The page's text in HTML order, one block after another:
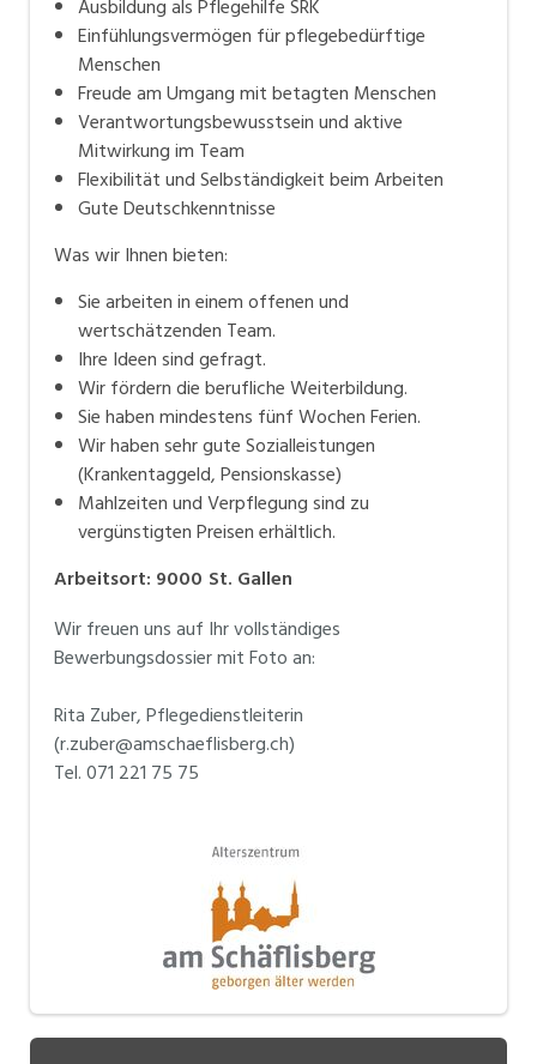
Ausbildung als Pflegehilfe SRK
Einfühlungsvermögen für pflegebedürftige
Menschen
Freude am Umgang mit betagten Menschen
Verantwortungsbewusstsein und aktive
Mitwirkung im Team
Flexibilität und Selbständigkeit beim Arbeiten
Gute Deutschkenntnisse
Was wir Ihnen bieten:
Sie arbeiten in einem offenen und
wertschätzenden Team.
Ihre Ideen sind gefragt.
Wir fördern die berufliche Weiterbildung.
Sie haben mindestens fünf Wochen Ferien.
Wir haben sehr gute Sozialleistungen
(Krankentaggeld, Pensionskasse)
Mahlzeiten und Verpflegung sind zu
vergünstigten Preisen erhältlich.
Arbeitsort: 9000 St. Gallen
Wir freuen uns auf Ihr vollständiges
Bewerbungsdossier mit Foto an:
Rita Zuber, Pflegedienstleiterin
(r.zuber@amschaeflisberg.ch)
Tel. 071 221 75 75